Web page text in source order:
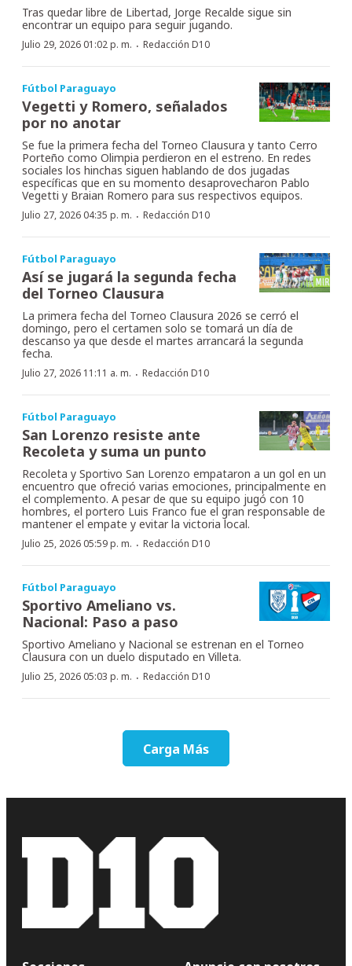
Tras quedar libre de Libertad, Jorge Recalde sigue sin
encontrar un equipo para seguir jugando.
Julio 29, 2026 01:02 p. m. · Redacción D10
Fútbol Paraguayo
Vegetti y Romero, señalados
por no anotar
Se fue la primera fecha del Torneo Clausura y tanto Cerro
Porteño como Olimpia perdieron en el estreno. En redes
sociales los hinchas siguen hablando de dos jugadas
específicas que en su momento desaprovecharon Pablo
Vegetti y Braian Romero para sus respectivos equipos.
Julio 27, 2026 04:35 p. m. · Redacción D10
Fútbol Paraguayo
Así se jugará la segunda fecha
del Torneo Clausura
La primera fecha del Torneo Clausura 2026 se cerró el
domingo, pero el certamen solo se tomará un día de
descanso ya que desde el martes arrancará la segunda
fecha.
Julio 27, 2026 11:11 a. m. · Redacción D10
Fútbol Paraguayo
San Lorenzo resiste ante
Recoleta y suma un punto
Recoleta y Sportivo San Lorenzo empataron a un gol en un
encuentro que ofreció varias emociones, principalmente en
el complemento. A pesar de que su equipo jugó con 10
hombres, el portero Luis Franco fue el gran responsable de
mantener el empate y evitar la victoria local.
Julio 25, 2026 05:59 p. m. · Redacción D10
Fútbol Paraguayo
Sportivo Ameliano vs.
Nacional: Paso a paso
Sportivo Ameliano y Nacional se estrenan en el Torneo
Clausura con un duelo disputado en Villeta.
Julio 25, 2026 05:03 p. m. · Redacción D10
Carga Más